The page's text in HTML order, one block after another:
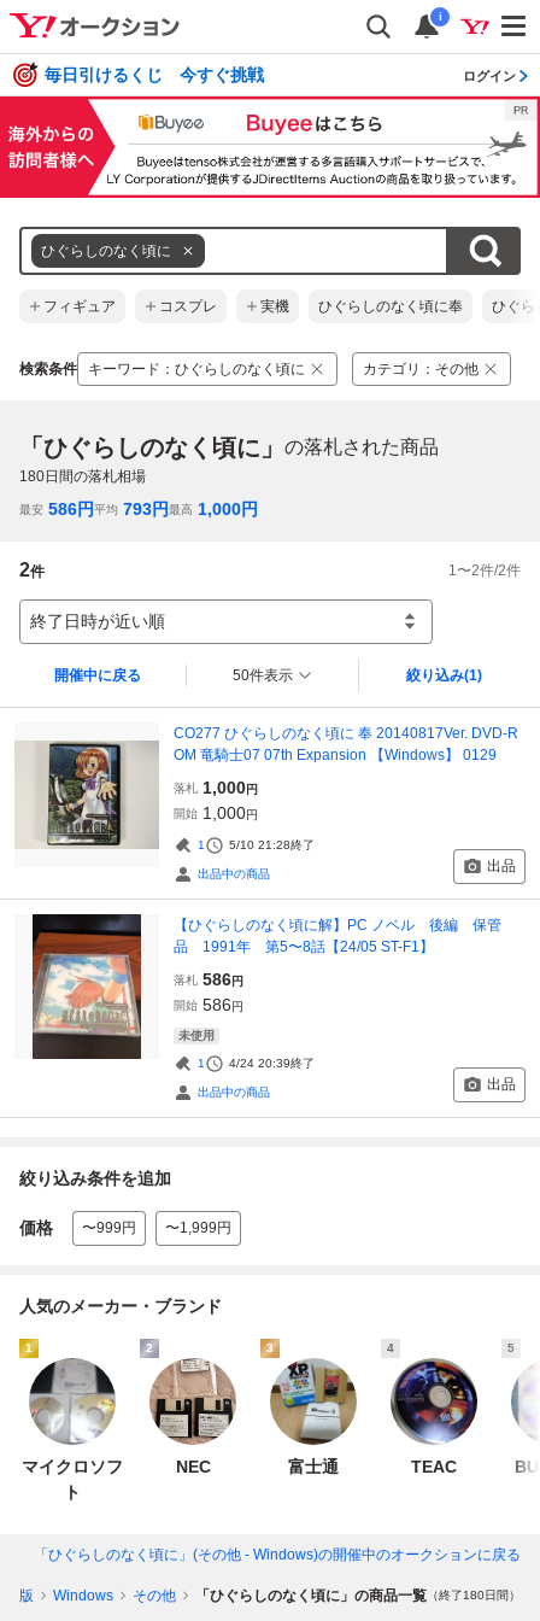
i
毎日引けるくじ 今すぐ挑戦 ログイン
ひぐらしのなく頃に
フィギュア コスプレ 実機 ひぐらしのなく頃に奉 ひぐら
検索条件 キーワード ： ひぐらしのなく頃に カテゴリ ： その他
「ひぐらしのなく頃に」 の落札された商品
180日間の落札相場
最安 586円平均 793円最高 1,000円
2件 1 〜2件/2件
終了日時が近い順
開催中に戻る 50件表示 絞り込み(1)
CO277 ひぐらしのなく頃に 奉 20140817Ver. DVD-R
OM 竜騎士07 07th Expansion 【Windows】 0129
落札 1,000円
開始 1,000円
1 5/10 21:28終了
出品中の商品 出品
【ひぐらしのなく頃に解】PC ノベル 後編 保管
品 1991年 第5〜8話【24/05 ST-F1】
落札 586円
開始 586円
未使用
1 4/24 20:39終了
出品中の商品 出品
絞り込み条件を追加
価格 〜999円 〜1,999円
人気のメーカー・ブランド
1
マイクロソフ
ト
2
NEC
3
富士通
4
TEAC
5
「ひぐらしのなく頃に」(その他 - Windows)の開催中のオークションに戻る
ジ版 Windows その他 「ひぐらしのなく頃に」の商品一覧 （終了180日間）